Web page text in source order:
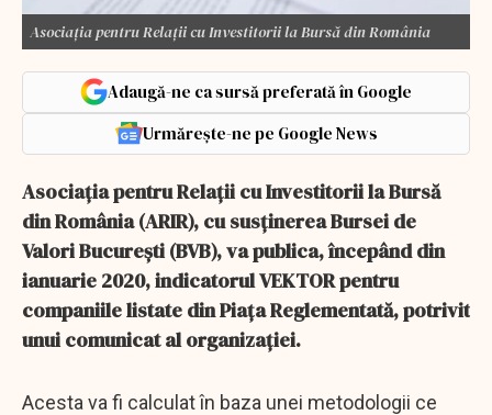
Asociaţia pentru Relaţii cu Investitorii la Bursă din România
Adaugă-ne ca sursă preferată în Google
Urmărește-ne pe Google News
Asociaţia pentru Relaţii cu Investitorii la Bursă
din România (ARIR), cu susţinerea Bursei de
Valori Bucureşti (BVB), va publica, începând din
ianuarie 2020, indicatorul VEKTOR pentru
companiile listate din Piaţa Reglementată, potrivit
unui comunicat al organizaţiei.
Acesta va fi calculat în baza unei metodologii ce